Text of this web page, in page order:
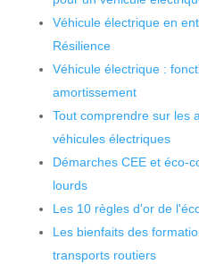
Véhicule électrique en
Résilience
Véhicule électrique :
amortissement
Tout comprendre sur les
véhicules électriques
Démarches CEE et éco-
lourds
Les 10 règles d'or de
Les bienfaits des
transports routiers